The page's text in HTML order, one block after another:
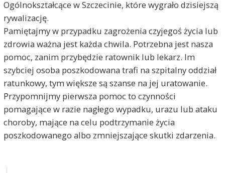
Ogólnokształcące w Szczecinie, które wygrało dzisiejszą
rywalizację.
Pamiętajmy w przypadku zagrożenia czyjegoś życia lub
zdrowia ważna jest każda chwila. Potrzebna jest nasza
pomoc, zanim przybędzie ratownik lub lekarz. Im
szybciej osoba poszkodowana trafi na szpitalny oddział
ratunkowy, tym większe są szanse na jej uratowanie.
Przypomnijmy pierwsza pomoc to czynności
pomagające w razie nagłego wypadku, urazu lub ataku
choroby, mające na celu podtrzymanie życia
poszkodowanego albo zmniejszające skutki zdarzenia.